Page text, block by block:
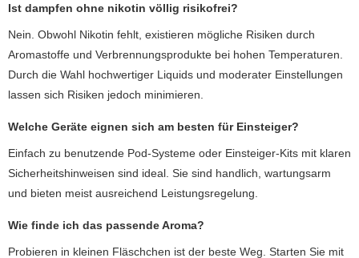
Ist dampfen ohne nikotin völlig risikofrei?
Nein. Obwohl Nikotin fehlt, existieren mögliche Risiken durch
Aromastoffe und Verbrennungsprodukte bei hohen Temperaturen.
Durch die Wahl hochwertiger Liquids und moderater Einstellungen
lassen sich Risiken jedoch minimieren.
Welche Geräte eignen sich am besten für Einsteiger?
Einfach zu benutzende Pod-Systeme oder Einsteiger-Kits mit klaren
Sicherheitshinweisen sind ideal. Sie sind handlich, wartungsarm
und bieten meist ausreichend Leistungsregelung.
Wie finde ich das passende Aroma?
Probieren in kleinen Fläschchen ist der beste Weg. Starten Sie mit